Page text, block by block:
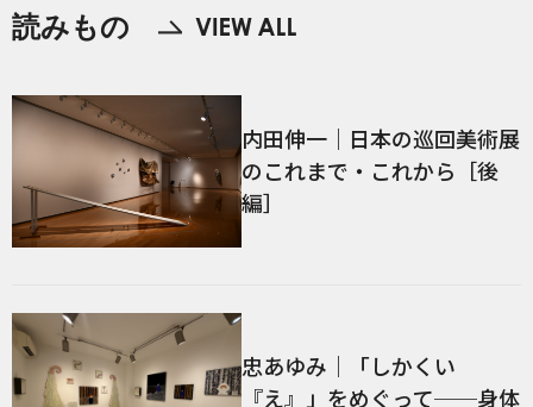
読みもの
内田伸一｜日本の巡回美術展
のこれまで・これから［後
編］
忠あゆみ｜「しかくい
『え』」をめぐって──身体